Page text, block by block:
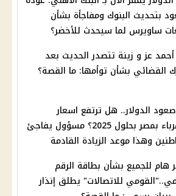
بتحديث البنوك ومفاجأة بشأن
ساويرس لما سيحدث للأخضر؟
أحمد عز و زينة تتصدر الحديث بعد
القضائي بشأن توأمها: ما القصة؟
الدولار.. هل ترتفع اسعار
الكهرباء بمصر بحلول 2025؟ مسؤول يفاجئ
وهذا موعد الزيادة القادمة
هام للجميع بشأن بطاقة الرقم
للاتصالات" يطلق إنذار